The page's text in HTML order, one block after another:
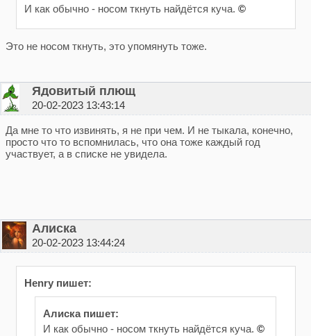
И как обычно - носом ткнуть найдётся куча. ©
Это не носом ткнуть, это упомянуть тоже.
Ядовитый плющ
20-02-2023 13:43:14
Да мне то что извинять, я не при чем. И не тыкала, конечно,
просто что то вспомнилась, что она тоже каждый год
участвует, а в списке не увидела.
Алиска
20-02-2023 13:44:24
Henry пишет:
Алиска пишет:
И как обычно - носом ткнуть найдётся куча. ©